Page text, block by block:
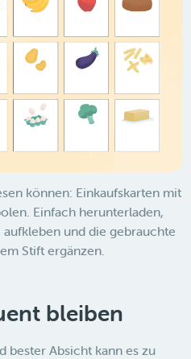
können: Einkaufskarten mit
Einfach herunterladen,
und die gebrauchte
Stift ergänzen.
bleiben
bester Absicht kann es zu